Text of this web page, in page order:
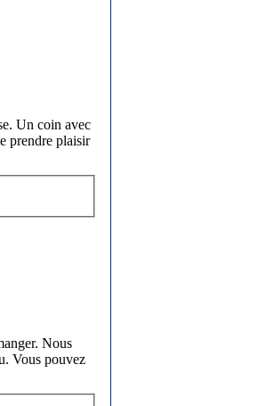
Un coin avec
prendre plaisir
Nous
Vous pouvez